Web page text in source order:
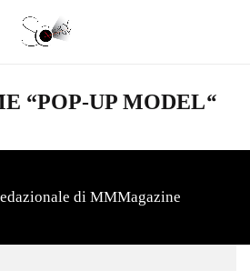
“POP-UP MODEL“
di MMMagazine